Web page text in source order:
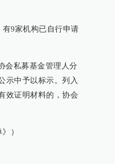
9家机构已自行申请
会私募基金管理人分
示中予以标示。列入
效证明材料的，协会
）